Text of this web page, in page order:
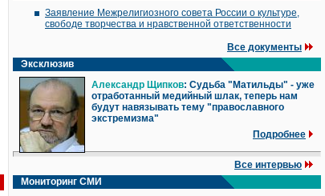
Заявление Межрелигиозного совета России о культуре,
свободе творчества и нравственной ответственности
Все документы
Эксклюзив
Александр Щипков: Судьба "Матильды" - уже
отработанный медийный шлак, теперь нам
будут навязывать тему "православного
экстремизма"
Подробнее
Все интервью
Мониторинг СМИ